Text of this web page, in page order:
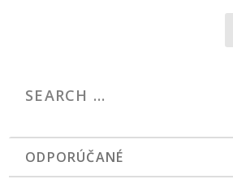
ODPORÚČANÉ